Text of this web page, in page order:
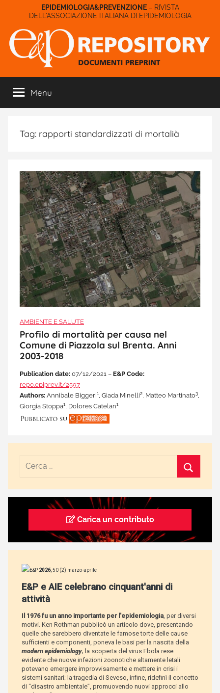
contenuto
– RIVISTA
DELL'ASSOCIAZIONE ITALIANA DI EPIDEMIOLOGIA
E&P
Repository
Menu
Tag: rapporti standardizzati di mortalià
AMBIENTE E SALUTE
Profilo di mortalità per causa nel
Comune di Piazzola sul Brenta. Anni
2003-2018
Publication date: 07/12/2021 – E&P Code:
repo.epiprev.it/2597
Authors: Annibale Biggeri1 , Giada Minelli2 , Matteo Martinato3
Giorgia Stoppa1 , Dolores Catelan1
Carica un contributo